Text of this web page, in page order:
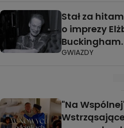
Stał za
o imprezy
GWIAZDY
"Na